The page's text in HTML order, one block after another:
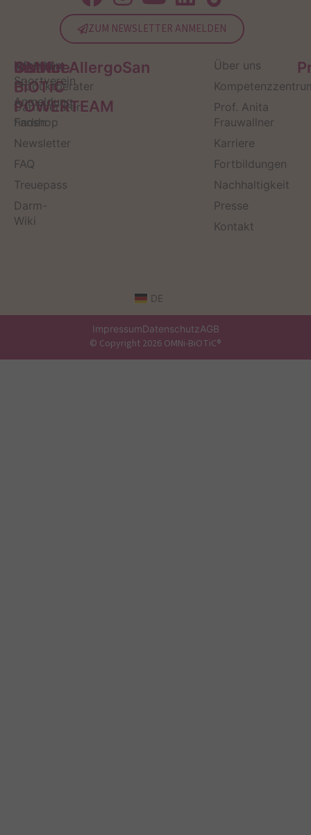
ZUM NEWSLETTER ANMELDEN
Service
Kontakt
Produktberater
Darmberater
finden
Newsletter
FAQ
Treuepass
Darm-
Wiki
OMNi-
BiOTiC
POWERTEAM
Infos zum
Sportverein
Anmeldung
Fanshop
Institut AllergoSan
Über uns
Prof. Anita
Frauwallner
Karriere
Fortbildungen
Nachhaltigkeit
Presse
Kontakt
DE
ImpressumDatenschutzAGB
© Copyright 2026 OMNi-BiOTiC®